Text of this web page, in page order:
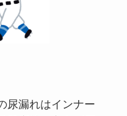
尿漏れはインナー